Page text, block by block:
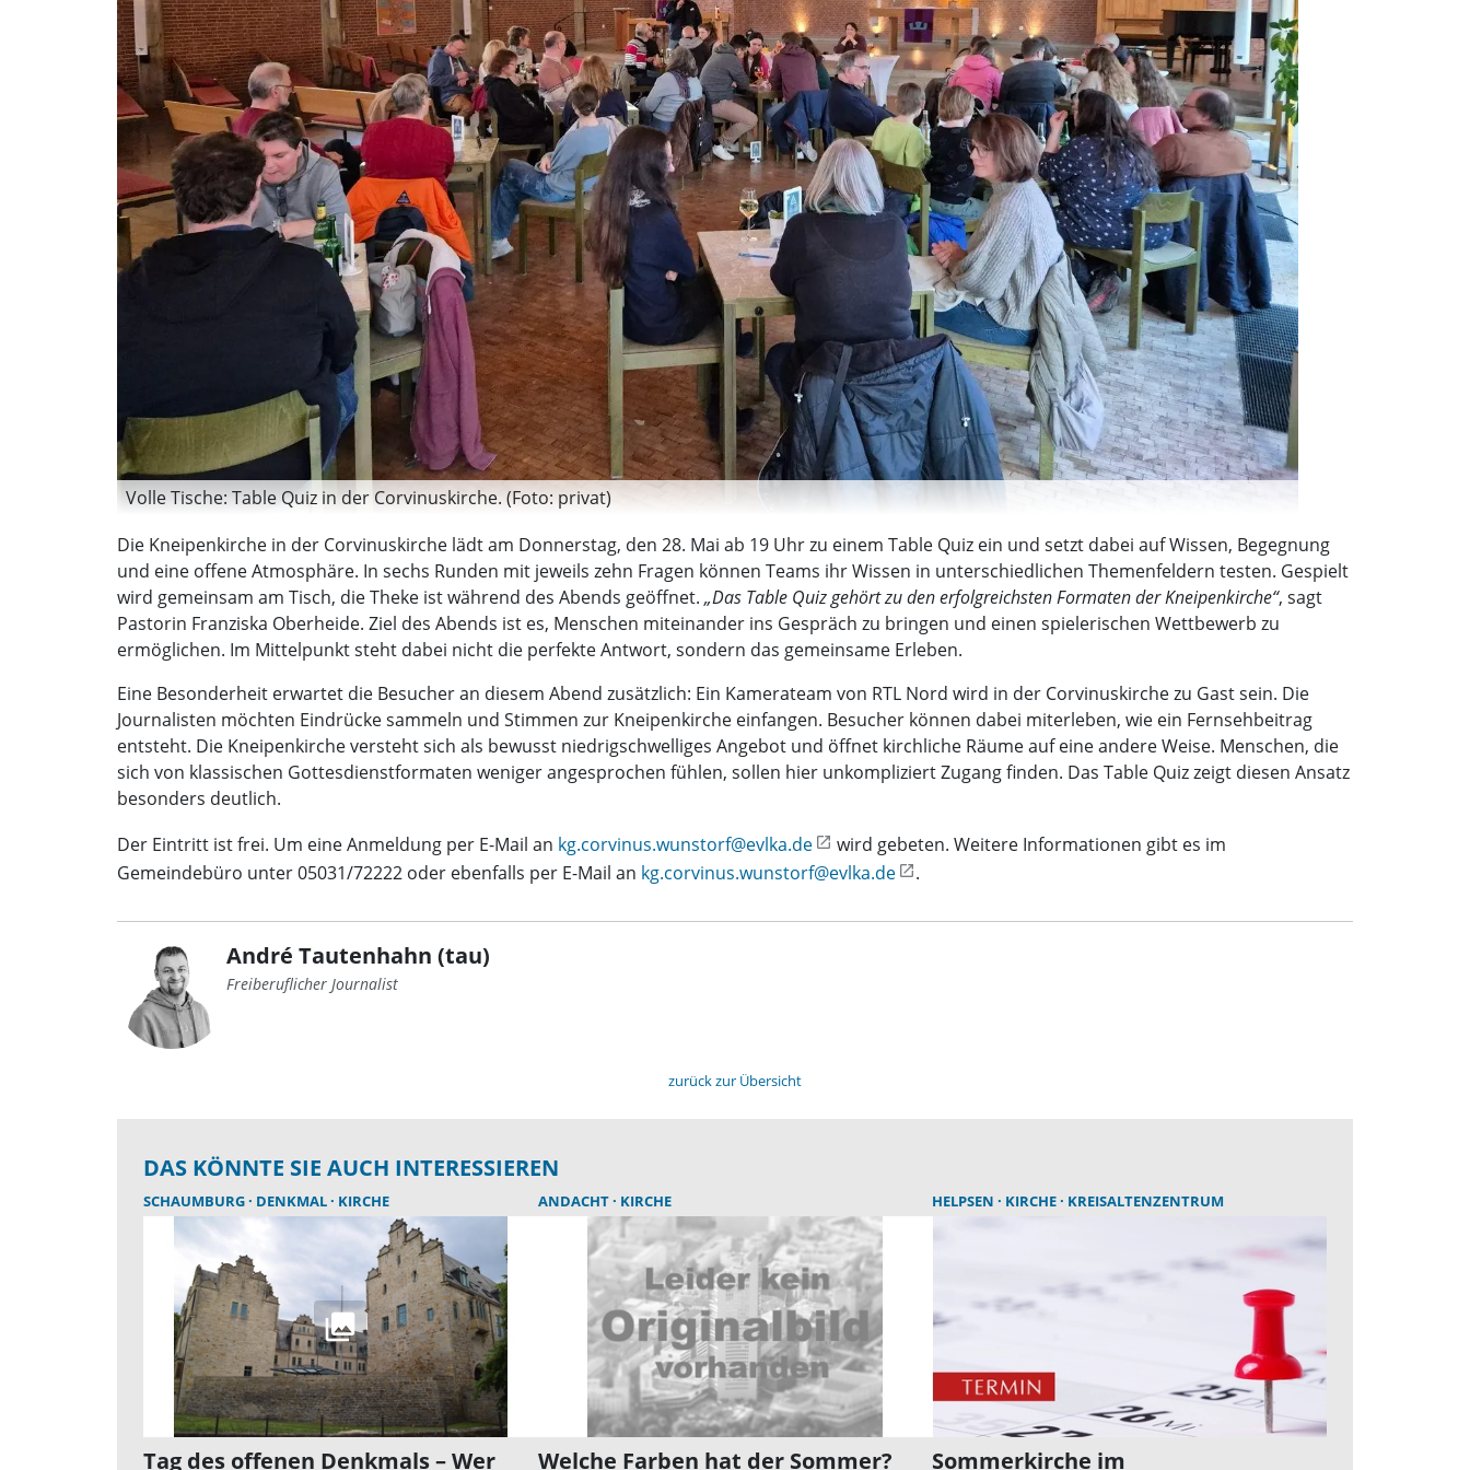
Volle Tische: Table Quiz in der Corvinuskirche. (Foto: privat)
Die Kneipenkirche in der Corvinuskirche lädt am Donnerstag, den 28. Mai ab 19 Uhr zu einem Table Quiz ein und setzt dabei auf Wissen, Begegnung
und eine offene Atmosphäre. In sechs Runden mit jeweils zehn Fragen können Teams ihr Wissen in unterschiedlichen Themenfeldern testen. Gespielt
wird gemeinsam am Tisch, die Theke ist während des Abends geöffnet. „Das Table Quiz gehört zu den erfolgreichsten Formaten der Kneipenkirche“, sagt
Pastorin Franziska Oberheide. Ziel des Abends ist es, Menschen miteinander ins Gespräch zu bringen und einen spielerischen Wettbewerb zu
ermöglichen. Im Mittelpunkt steht dabei nicht die perfekte Antwort, sondern das gemeinsame Erleben.
Eine Besonderheit erwartet die Besucher an diesem Abend zusätzlich: Ein Kamerateam von RTL Nord wird in der Corvinuskirche zu Gast sein. Die
Journalisten möchten Eindrücke sammeln und Stimmen zur Kneipenkirche einfangen. Besucher können dabei miterleben, wie ein Fernsehbeitrag
entsteht. Die Kneipenkirche versteht sich als bewusst niedrigschwelliges Angebot und öffnet kirchliche Räume auf eine andere Weise. Menschen, die
sich von klassischen Gottesdienstformaten weniger angesprochen fühlen, sollen hier unkompliziert Zugang finden. Das Table Quiz zeigt diesen Ansatz
besonders deutlich.
Der Eintritt ist frei. Um eine Anmeldung per E-Mail an kg.corvinus.wunstorf@evlka.de
wird gebeten. Weitere Informationen gibt es im
Gemeindebüro unter 05031/72222 oder ebenfalls per E-Mail an kg.corvinus.wunstorf@evlka.de .
André Tautenhahn (tau)
Freiberuflicher Journalist
zurück zur Übersicht
DAS KÖNNTE SIE AUCH INTERESSIEREN
SCHAUMBURG DENKMAL KIRCHE
Tag des offenen Denkmals – Wer
ANDACHT KIRCHE
Welche Farben hat der Sommer?
HELPSEN KIRCHE KREISALTENZENTRUM
Sommerkirche im